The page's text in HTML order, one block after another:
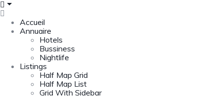
Accueil
Annuaire
Hotels
Bussiness
Nightlife
Listings
Half Map Grid
Half Map List
Grid With Sidebar